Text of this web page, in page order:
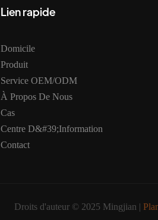
Lien rapide
Domicile
Produit
Service OEM/ODM
À Propos De Nous
Cas
Centre D&#39;information
Contact
Droits d'auteur © 2025 Mingjian |